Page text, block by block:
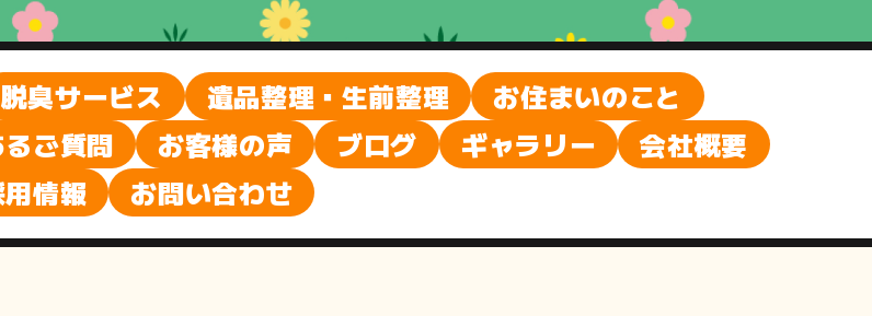
の
声
脱臭サービス 遺品整理・生前整理
お住まいのこと
ご質問 お客様の声 ブログ ギャラリー
会社概要
情報
お問い合わせ